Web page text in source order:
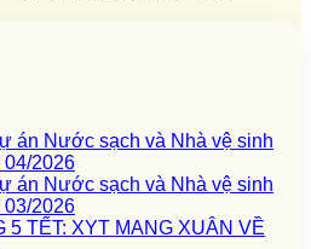
án Nước sạch và Nhà vệ sinh
2026
án Nước sạch và Nhà vệ sinh
2026
5 TẾT: XYT MANG XUÂN VỀ